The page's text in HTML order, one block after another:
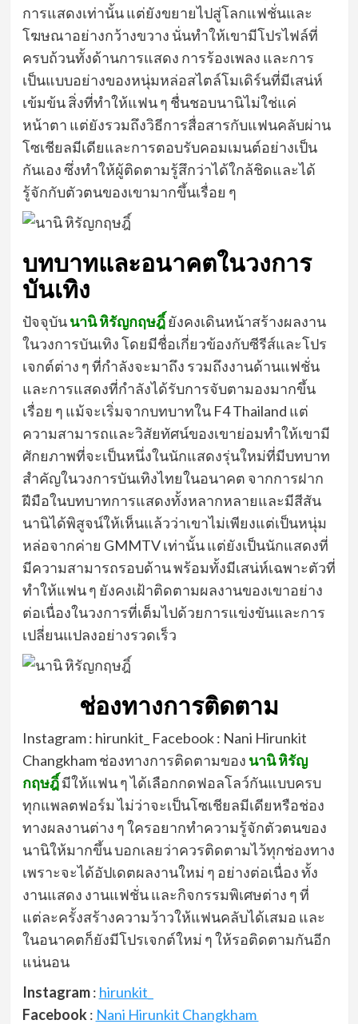
การแสดงเท่านั้น แต่ยังขยายไปสู่โลกแฟชั่นและ
โฆษณาอย่างกว้างขวาง นั่นทำให้เขามีโปรไฟล์ที่
ครบถ้วนทั้งด้านการแสดง การร้องเพลง และการ
เป็นแบบอย่างของหนุ่มหล่อสไตล์โมเดิร์นที่มีเสน่ห์
เข้มข้น สิ่งที่ทำให้แฟน ๆ ชื่นชอบนานิไม่ใช่แค่
หน้าตา แต่ยังรวมถึงวิธีการสื่อสารกับแฟนคลับผ่าน
โซเชียลมีเดียและการตอบรับคอมเมนต์อย่างเป็น
กันเอง ซึ่งทำให้ผู้ติดตามรู้สึกว่าได้ใกล้ชิดและได้
รู้จักกับตัวตนของเขามากขึ้นเรื่อย ๆ
บทบาทและอนาคตในวงการ
บันเทิง
ปัจจุบันนานิ หิรัญกฤษฎิ์ยังคงเดินหน้าสร้างผลงาน
ในวงการบันเทิง โดยมีชื่อเกี่ยวข้องกับซีรีส์และโปร
เจกต์ต่าง ๆ ที่กำลังจะมาถึง รวมถึงงานด้านแฟชั่น
และการแสดงที่กำลังได้รับการจับตามองมากขึ้น
เรื่อย ๆ แม้จะเริ่มจากบทบาทใน F4 Thailand แต่
ความสามารถและวิสัยทัศน์ของเขาย่อมทำให้เขามี
ศักยภาพที่จะเป็นหนึ่งในนักแสดงรุ่นใหม่ที่มีบทบาท
สำคัญในวงการบันเทิงไทยในอนาคต จากการฝาก
ฝีมือในบทบาทการแสดงทั้งหลากหลายและมีสีสัน
นานิได้พิสูจน์ให้เห็นแล้วว่าเขาไม่เพียงแต่เป็นหนุ่ม
หล่อจากค่าย GMMTV เท่านั้น แต่ยังเป็นนักแสดงที่
มีความสามารถรอบด้าน พร้อมทั้งมีเสน่ห์เฉพาะตัวที่
ทำให้แฟน ๆ ยังคงเฝ้าติดตามผลงานของเขาอย่าง
ต่อเนื่องในวงการที่เต็มไปด้วยการแข่งขันและการ
เปลี่ยนแปลงอย่างรวดเร็ว
ช่องทางการติดตาม
Instagram : hirunkit_ Facebook : Nani Hirunkit
Changkham ช่องทางการติดตามของ นานิ หิรัญ
กฤษฎิ์มีให้แฟน ๆ ได้เลือกกดฟอลโลว์กันแบบครบ
ทุกแพลตฟอร์ม ไม่ว่าจะเป็นโซเชียลมีเดียหรือช่อง
ทางผลงานต่าง ๆ ใครอยากทำความรู้จักตัวตนของ
นานิให้มากขึ้น บอกเลยว่าควรติดตามไว้ทุกช่องทาง
เพราะจะได้อัปเดตผลงานใหม่ ๆ อย่างต่อเนื่อง ทั้ง
งานแสดง งานแฟชั่น และกิจกรรมพิเศษต่าง ๆ ที่
แต่ละครั้งสร้างความว้าวให้แฟนคลับได้เสมอ และ
ในอนาคตก็ยังมีโปรเจกต์ใหม่ ๆ ให้รอติดตามกันอีก
แน่นอน
Instagram: hirunkit_
Facebook: Nani Hirunkit Changkham